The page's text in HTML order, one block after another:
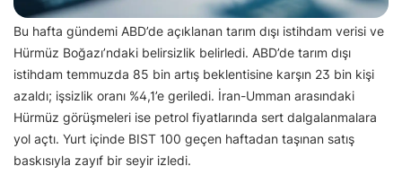
Bu hafta gündemi ABD’de açıklanan tarım dışı istihdam verisi ve
Hürmüz Boğazı’ndaki belirsizlik belirledi. ABD’de tarım dışı
istihdam temmuzda 85 bin artış beklentisine karşın 23 bin kişi
azaldı; işsizlik oranı %4,1’e geriledi. İran-Umman arasındaki
Hürmüz görüşmeleri ise petrol fiyatlarında sert dalgalanmalara
yol açtı. Yurt içinde BIST 100 geçen haftadan taşınan satış
baskısıyla zayıf bir seyir izledi.